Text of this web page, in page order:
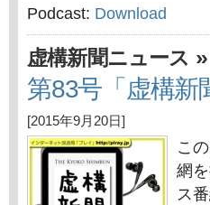
Podcast: Download
虚構新聞ニュース »
第83号「虚構新
[2015年9月20日]
こ
網
ス